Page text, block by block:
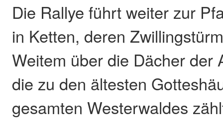
Die Rallye führt weiter zur
in Ketten, deren
Weitem über die Dächer der
die zu den ältesten
gesamten Westerwaldes